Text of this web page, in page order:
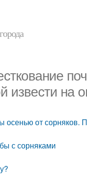
на
осенью от
с сорняками